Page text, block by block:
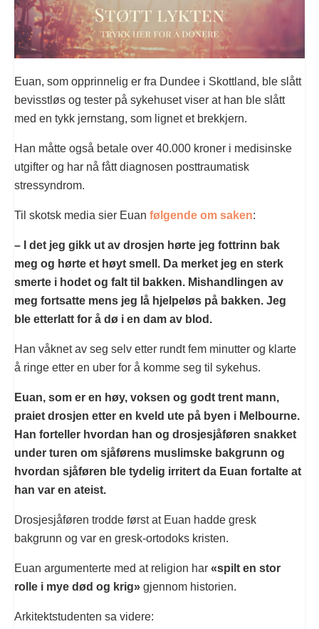
Euan, som opprinnelig er fra Dundee i Skottland, ble slått
bevisstløs og tester på sykehuset viser at han ble slått
med en tykk jernstang, som lignet et brekkjern.
Han måtte også betale over 40.000 kroner i medisinske
utgifter og har nå fått diagnosen posttraumatisk
stressyndrom.
Til skotsk media sier Euan følgende om saken:
– I det jeg gikk ut av drosjen hørte jeg fottrinn bak
meg og hørte et høyt smell. Da merket jeg en sterk
smerte i hodet og falt til bakken. Mishandlingen av
meg fortsatte mens jeg lå hjelpeløs på bakken. Jeg
ble etterlatt for å dø i en dam av blod.
Han våknet av seg selv etter rundt fem minutter og klarte
å ringe etter en uber for å komme seg til sykehus.
Euan, som er en høy, voksen og godt trent mann,
praiet drosjen etter en kveld ute på byen i Melbourne.
Han forteller hvordan han og drosjesjåføren snakket
under turen om sjåførens muslimske bakgrunn og
hvordan sjåføren ble tydelig irritert da Euan fortalte at
han var en ateist.
Drosjesjåføren trodde først at Euan hadde gresk
bakgrunn og var en gresk-ortodoks kristen.
Euan argumenterte med at religion har «spilt en stor
rolle i mye død og krig» gjennom historien.
Arkitektstudenten sa videre: